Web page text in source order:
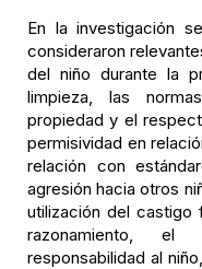
En la investigación
consideraron
del niño durante la
limpieza, las
propiedad y el
permisividad en
relación con
agresión hacia otros
utilización del castigo
razonamiento,
responsabilidad al